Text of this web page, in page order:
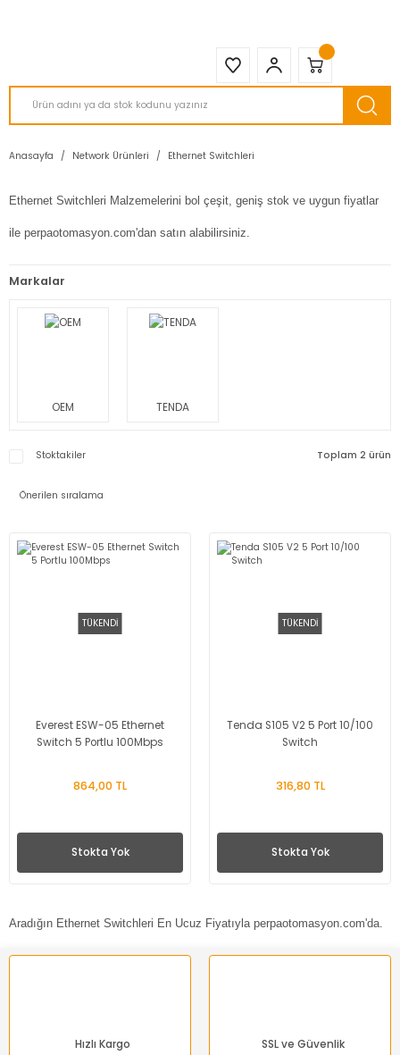
Anasayfa Network Ürünleri Ethernet Switchleri
Ethernet Switchleri Malzemelerini bol çeşit, geniş stok ve uygun fiyatlar
ile perpaotomasyon.com'dan satın alabilirsiniz.
Markalar
OEM TENDA
Stoktakiler Toplam 2 ürün
TÜKENDİ
Everest ESW-05 Ethernet
Switch 5 Portlu 100Mbps
864,00 TL
Stokta Yok
TÜKENDİ
Tenda S105 V2 5 Port 10/100
Switch
316,80 TL
Stokta Yok
Aradığın Ethernet Switchleri En Ucuz Fiyatıyla perpaotomasyon.com'da.
Hızlı Kargo SSL ve Güvenlik